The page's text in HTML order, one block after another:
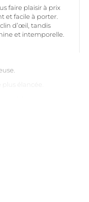
faire plaisir à prix
et facile à porter.
d’œil, tandis
et intemporelle.
élancée.